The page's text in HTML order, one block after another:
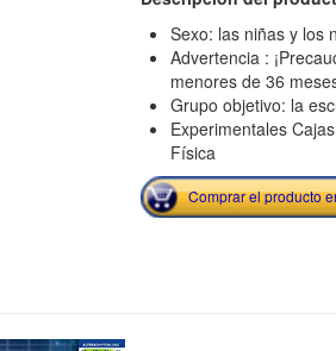
Sexo: las niñas y los
Advertencia :
menores de 36
Grupo objetivo: la
Experimentales
Física
Comprar el producto